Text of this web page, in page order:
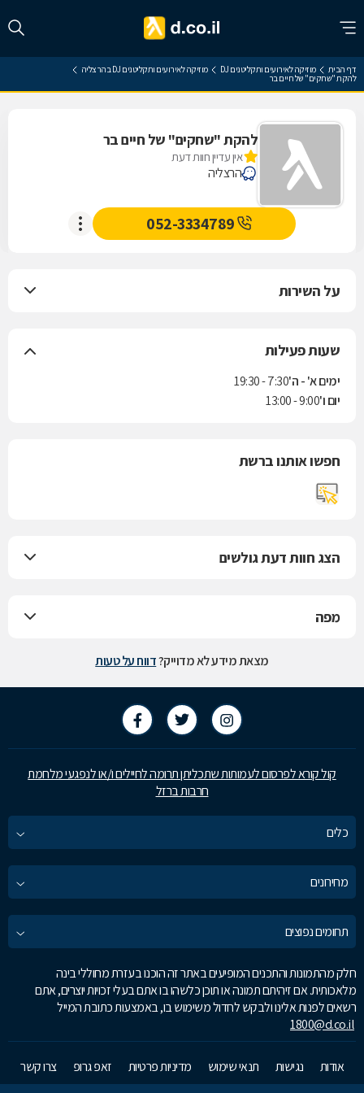
דף הבית מוזיקה לאירועים ותקליטנים DJ מוזיקה לאירועים ותקליטנים DJ בהרצליה
להקת "שחקים" של חיים בר
להקת "שחקים" של חיים בר
אין עדיין חוות דעת
הרצליה
052-3334789
על השירות
שעות פעילות
ימים א' - ה'7:30 - 19:30
יום ו'9:00 - 13:00
חפשו אותנו ברשת
הצג חוות דעת גולשים
מפה
מצאת מידע לא מדוייק?דווח על טעות
קול קורא לפרסום לעמותות שתכליתן תרומה לחיילים ו/או לנפגעי מלחמת
חרבות ברזל
כלים
מחירונים
תחומים נפוצים
חלק מהתמונות והתכנים המופיעים באתר זה הוכנו בעזרת מחוללי בינה
מלאכותית. אם זיהיתם תמונה או תוכן כלשהו בו אתם בעלי זכויות יוצרים, אתם
רשאים לפנות אלינו ולבקש לחדול משימוש בו, באמצעות כתובת המייל
1800@d.co.il
אודות נגישות תנאי שימוש מדיניות פרטיות זאפ גרופ
צרו קשר